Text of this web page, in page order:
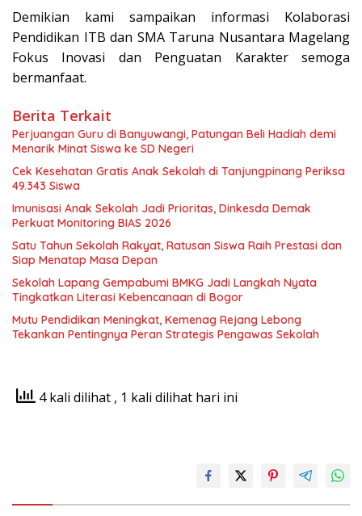
Demikian kami sampaikan informasi Kolaborasi
Pendidikan ITB dan SMA Taruna Nusantara Magelang
Fokus Inovasi dan Penguatan Karakter semoga
bermanfaat.
Berita Terkait
Perjuangan Guru di Banyuwangi, Patungan Beli Hadiah demi
Menarik Minat Siswa ke SD Negeri
Cek Kesehatan Gratis Anak Sekolah di Tanjungpinang Periksa
49.343 Siswa
Imunisasi Anak Sekolah Jadi Prioritas, Dinkesda Demak
Perkuat Monitoring BIAS 2026
Satu Tahun Sekolah Rakyat, Ratusan Siswa Raih Prestasi dan
Siap Menatap Masa Depan
Sekolah Lapang Gempabumi BMKG Jadi Langkah Nyata
Tingkatkan Literasi Kebencanaan di Bogor
Mutu Pendidikan Meningkat, Kemenag Rejang Lebong
Tekankan Pentingnya Peran Strategis Pengawas Sekolah
4 kali dilihat , 1 kali dilihat hari ini